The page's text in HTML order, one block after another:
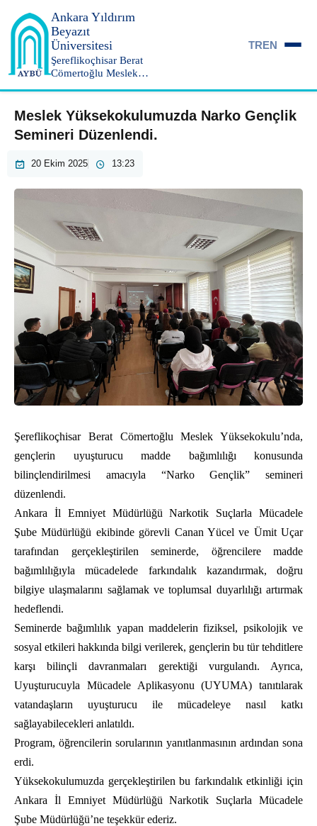
Ankara Yıldırım
Beyazıt
Üniversitesi
Şereflikoçhisar Berat
Cömertoğlu Meslek
TREN
Meslek Yüksekokulumuzda Narko Gençlik
Semineri Düzenlendi.
20 Ekim 2025 13:23
Şereflikoçhisar Berat Cömertoğlu Meslek Yüksekokulu’nda,
gençlerin uyuşturucu madde bağımlılığı konusunda
bilinçlendirilmesi amacıyla “Narko Gençlik” semineri
düzenlendi.
Ankara İl Emniyet Müdürlüğü Narkotik Suçlarla Mücadele
Şube Müdürlüğü ekibinde görevli Canan Yücel ve Ümit Uçar
tarafından gerçekleştirilen seminerde, öğrencilere madde
bağımlılığıyla mücadelede farkındalık kazandırmak, doğru
bilgiye ulaşmalarını sağlamak ve toplumsal duyarlılığı artırmak
hedeflendi.
Seminerde bağımlılık yapan maddelerin fiziksel, psikolojik ve
sosyal etkileri hakkında bilgi verilerek, gençlerin bu tür tehditlere
karşı bilinçli davranmaları gerektiği vurgulandı. Ayrıca,
Uyuşturucuyla Mücadele Aplikasyonu (UYUMA) tanıtılarak
vatandaşların uyuşturucu ile mücadeleye nasıl katkı
sağlayabilecekleri anlatıldı.
Program, öğrencilerin sorularının yanıtlanmasının ardından sona
erdi.
Yüksekokulumuzda gerçekleştirilen bu farkındalık etkinliği için
Ankara İl Emniyet Müdürlüğü Narkotik Suçlarla Mücadele
Şube Müdürlüğü’ne teşekkür ederiz.